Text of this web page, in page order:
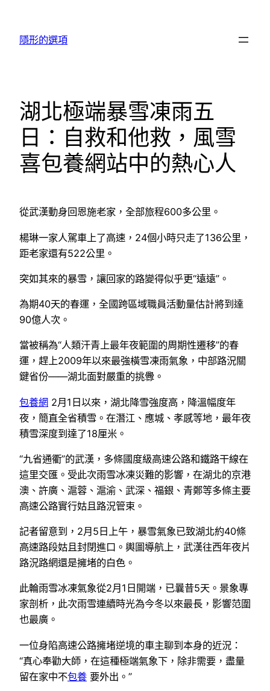
隱形的選項
湖北極端暴雪凍雨五
日：自救和他救，風雪
喜包養網站中的熱心人
從武漢動身回恩施老家，全部旅程600多公里。
楊琳一家人駕車上了高速，24個小時只走了136公里，
距老家還有522公里。
突如其來的暴雪，讓回家的路變得似乎更“遠遠”。
為期40天的春運，全國跨區域職員活動量估計將到達
90億人次。
當被稱為“人類汗青上最年夜範圍的周期性遷移”的春
運，趕上2009年以來最強橫雪凍雨氣象，中部路況關
鍵省份——湖北面對嚴重的挑釁。
包養網 2月1日以來，湖北降雪強度高，降溫幅度年
夜，簡直全省積雪。在潛江、應城、孝感等地，最年夜
積雪深度到達了18厘米。
“九省通衢”的武漢，多條國度級高速公路和鐵路干線在
這里交匯。受此次雨雪冰凍災難的影響，在湖北的京港
澳、許廣、滬蓉、滬渝、武深、福銀、青鄭等多條主要
高速公路實行姑且路況管束。
記者留意到，2月5日上午，暴雪氣象已致湖北約40條
高速路段姑且封閉進口。輿圖導航上，武漢往西年夜片
路況路網還是擁堵的白色。
此輪雨雪冰凍氣象從2月1日開端，已曩昔5天。景象專
家剖析，此次雨雪連續時光為今冬以來最長，影響范圍
也最廣。
一位身陷高速公路擁堵逆境的車主聊到本身的近況：
“真心奉勸大師，在這種極端氣象下，除非需要，盡量
留在家中不包養 要外出。”